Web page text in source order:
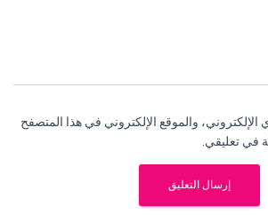
والموقع الإلكتروني في هذا المتصفح
في تعليقي.